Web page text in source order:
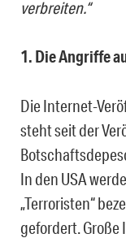
verbreiten.“
1. Die Angriffe
Die Internet-
steht seit der
In den USA
„Terroristen“
gefordert.